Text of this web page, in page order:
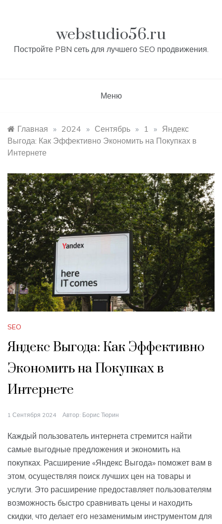
webstudio56.ru
Постройте PBN сеть для лучшего SEO продвижения.
Меню
Главная » 2024 » Сентябрь » 1 » Яндекс
Выгода: Как Эффективно Экономить на Покупках в
Интернете
SEO
Яндекс Выгода: Как Эффективно
Экономить на Покупках в
Интернете
1 Сентября 2024 Автор: Борис Тюрин
Каждый пользователь интернета стремится найти
самые выгодные предложения и экономить на
покупках. Расширение «Яндекс Выгода» поможет вам в
этом, осуществляя поиск лучших цен на товары и
услуги. Это расширение предоставляет пользователям
возможность быстро сравнивать цены и находить
скидки, что делает его незаменимым инструментом для